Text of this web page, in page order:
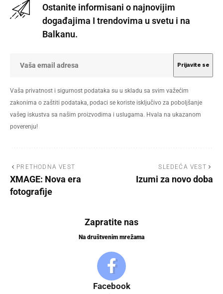
Ostanite informisani o najnovijim
događajima I trendovima u svetu i na
Balkanu.
Vaša privatnost i sigurnost podataka su u skladu sa svim važećim
zakonima o zaštiti podataka, podaci se koriste isključivo za poboljšanje
vašeg iskustva sa našim proizvodima i uslugama. Hvala na ukazanom
poverenju!
PRETHODNA VEST
XMAGE: Nova era
fotografije
SLEDEĆA VEST
Izumi za novo doba
Zapratite nas
Na društvenim mrežama
Facebook